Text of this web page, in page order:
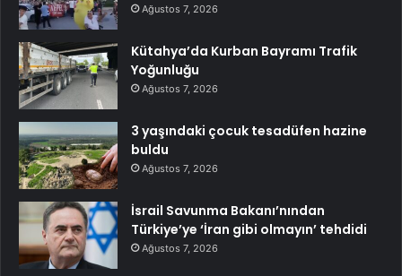
Ağustos 7, 2026
Kütahya’da Kurban Bayramı Trafik
Yoğunluğu
Ağustos 7, 2026
3 yaşındaki çocuk tesadüfen hazine
buldu
Ağustos 7, 2026
İsrail Savunma Bakanı’nından
Türkiye’ye ‘İran gibi olmayın’ tehdidi
Ağustos 7, 2026